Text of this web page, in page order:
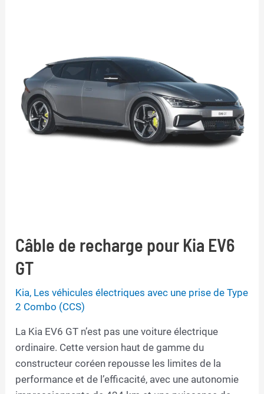
Câble de recharge pour Kia EV6
GT
Kia, Les véhicules électriques avec une prise de Type
2 Combo (CCS)
La Kia EV6 GT n’est pas une voiture électrique
ordinaire. Cette version haut de gamme du
constructeur coréen repousse les limites de la
performance et de l’efficacité, avec une autonomie